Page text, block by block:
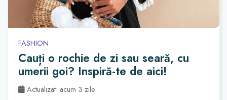
FASHION
Cauți o rochie de zi sau seară, cu
umerii goi? Inspiră-te de aici!
Actualizat: acum 3 zile